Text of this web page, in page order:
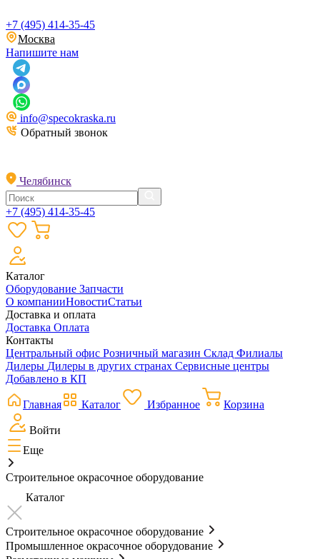
+7 (495) 414-35-45
Москва
Напишите нам
info@specokraska.ru
Обратный звонок
Челябинск
+7 (495) 414-35-45
Каталог
Оборудование Запчасти
О компанииНовостиСтатьи
Доставка и оплата
Доставка Оплата
Контакты
Центральный офис Розничный магазин Склад Филиалы
Дилеры Дилеры в других странах Сервисные центры
Добавлено в КП
Главная Каталог Избранное Корзина
Войти
Еще
Строительное окрасочное оборудование
Каталог
Строительное окрасочное оборудование
Промышленное окрасочное оборудование